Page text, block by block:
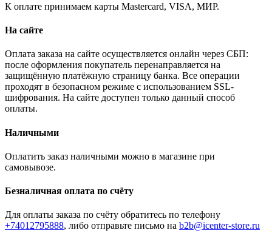
К оплате принимаем карты Mastercard, VISA, МИР.
На сайте
Оплата заказа на сайте осуществляется онлайн через СБП:
после оформления покупатель перенаправляется на
защищённую платёжную страницу банка. Все операции
проходят в безопасном режиме с использованием SSL-
шифрования. На сайте доступен только данный способ
оплаты.
Наличными
Оплатить заказ наличными можно в магазине при
самовывозе.
Безналичная оплата по счёту
Для оплаты заказа по счёту обратитесь по телефону
+74012795888, либо отправьте письмо на b2b@icenter-store.ru